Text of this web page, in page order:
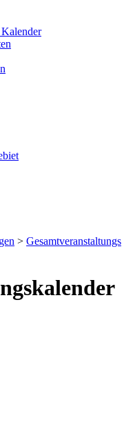
Kalender
> Gesamtveranstaltungs